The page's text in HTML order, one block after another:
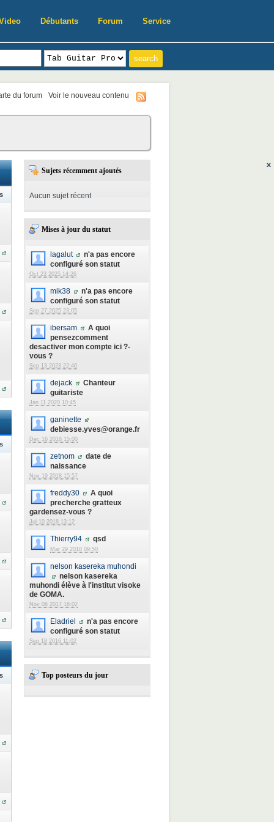
Débutants Forum Service
du forum Voir le nouveau contenu
Sujets récemment ajoutés
Aucun sujet récent
Mises à jour du statut
lagalut
n'a pas encore
configuré son statut
Oct 23 2025 14:26
mik38
n'a pas encore
configuré son statut
Sep 27 2025 23:05
ibersam
A quoi
pensezcomment
desactiver mon compte ici ?-
vous ?
Sep 13 2023 22:46
dejack
Chanteur
guitariste
Jan 11 2020 10:45
ganinette
debiesse.yves@orange.fr
Dec 16 2018 15:00
zetnom
date de
naissance
Nov 19 2018 15:57
freddy30
A quoi
precherche gratteux
gardensez-vous ?
Jul 10 2018 13:12
Thierry94 qsd
Mar 29 2018 09:50
nelson kasereka muhondi
nelson kasereka
muhondi élève à l'institut visoke
de GOMA.
Nov 06 2017 16:02
Eladriel
n'a pas encore
configuré son statut
Sep 18 2016 11:02
Top posteurs du jour